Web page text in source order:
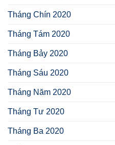
Tháng Chín 2020
Tháng Tám 2020
Tháng Bảy 2020
Tháng Sáu 2020
Tháng Năm 2020
Tháng Tư 2020
Tháng Ba 2020